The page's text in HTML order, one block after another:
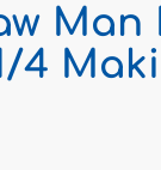
Man
4